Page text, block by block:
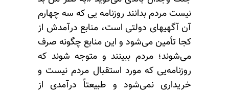
نیست مردم بدانند روزنامه‌ یی که سه چهارم
آن آگهیهای دولتی است، منابع درآمدش از
کجا تأمین می‌شود و این منابع چگونه صرف
می‌شوند؛ مردم ببینند و متوجه شوند که
روزنامه‌یی که مورد استقبال مردم نیست و
خریداری نمی‌شود و طبیعتاً درآمدی از